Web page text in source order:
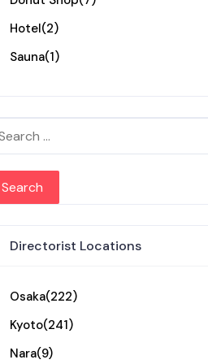
Hotel(2)
Sauna(1)
for:
Directorist Locations
Osaka(222)
Kyoto(241)
Nara(9)